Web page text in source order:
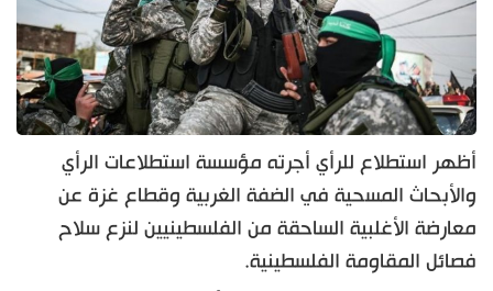
أظهر استطلاع للرأي أجرته مؤسسة استطلاعات الرأي
والأبحاث المسحية في الضفة الغربية وقطاع غزة عن
معارضة الأغلبية الساحقة من الفلسطينيين لنزع سلاح
فصائل المقاومة الفلسطينية.